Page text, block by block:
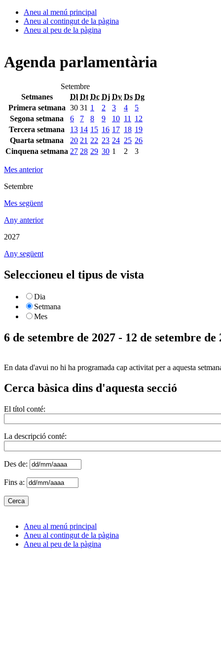
Aneu al menú principal
Aneu al contingut de la pàgina
Aneu al peu de la pàgina
Agenda parlamentària
Setembre
Setmanes
Dl Dt Dc Dj Dv Ds Dg
Primera setmana 30 31 1 2 3 4
5
Segona setmana
6 7 8 9 10 11
12
Tercera setmana
13 14 15 16 17 18 19
Quarta setmana
20 21 22 23 24 25 26
Cinquena setmana 27 28 29 30 1 2 3
Mes anterior
Setembre
Mes següent
Any anterior
2027
Any següent
Seleccioneu el tipus de vista
Dia
Setmana
Mes
6 de setembre de 2027 - 12 de setembre de
En data d'avui no hi ha programada cap activitat per a aquesta
Cerca bàsica dins d'aquesta secció
El títol conté:
La descripció conté:
Des de:
Fins a:
Aneu al menú principal
Aneu al contingut de la pàgina
Aneu al peu de la pàgina